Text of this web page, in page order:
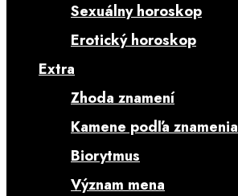
Sexuálny horoskop
Erotický horoskop
Extra
Zhoda znamení
Kamene podľa znamenia
Biorytmus
Význam mena